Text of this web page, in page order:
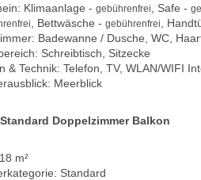
Klimaanlage - gebührenfrei , Safe -
, Bettwäsche - gebührenfrei ,
Badewanne / Dusche, WC,
Schreibtisch, Sitzecke
& Technik: Telefon, TV, WLAN/WIFI
Meerblick
Doppelzimmer Balkon
m²
Standard